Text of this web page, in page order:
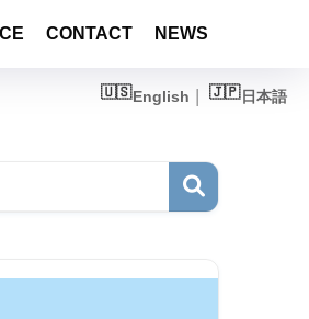
CONTACT NEWS
English 日本語